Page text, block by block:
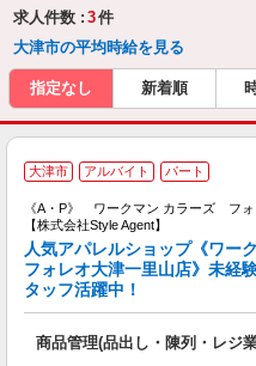
求人件数 : 3件
大津市の平均時給を見る
指定なし 新着順
大津市 アルバイト パート
《A・P》 ワークマン カラーズ フ
【株式会社Style Agent】
人気アパレルショップ《ワー
フォレオ大津一里山店》未経
タッフ活躍中！
商品管理(品出し・陳列・レジ